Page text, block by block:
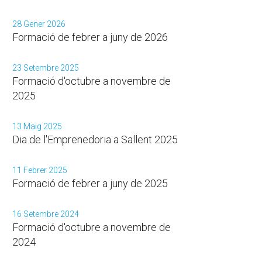
28 Gener 2026
Formació de febrer a juny de 2026
23 Setembre 2025
Formació d'octubre a novembre de
2025
13 Maig 2025
Dia de l'Emprenedoria a Sallent 2025
11 Febrer 2025
Formació de febrer a juny de 2025
16 Setembre 2024
Formació d'octubre a novembre de
2024